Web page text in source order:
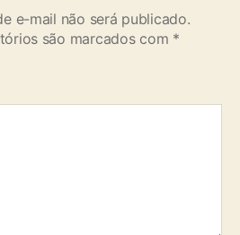
e-mail não será publicado.
são marcados com *